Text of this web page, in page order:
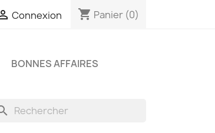
Connexion shopping_cart Panier (0)
BONNES AFFAIRES